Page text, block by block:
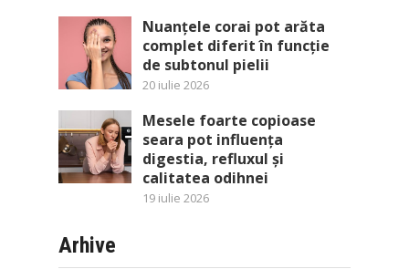
Nuanțele corai pot arăta
complet diferit în funcție
de subtonul pielii
20 iulie 2026
Mesele foarte copioase
seara pot influența
digestia, refluxul și
calitatea odihnei
19 iulie 2026
Arhive